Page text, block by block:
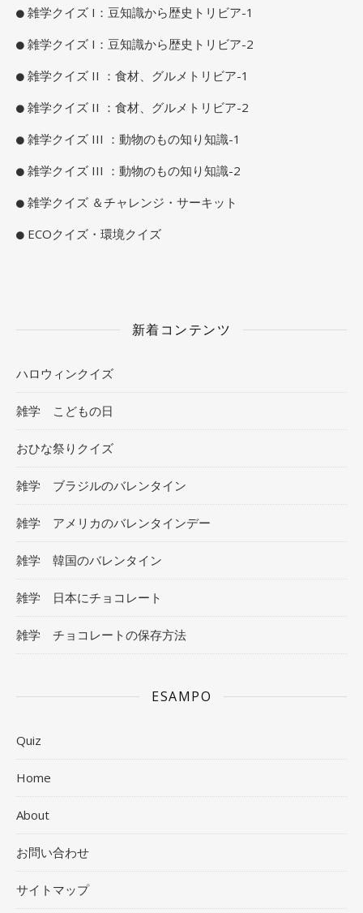
雑学クイズ I：豆知識から歴史トリビア-1
雑学クイズ I：豆知識から歴史トリビア-2
雑学クイズ II ：食材、グルメトリビア-1
雑学クイズ II ：食材、グルメトリビア-2
雑学クイズ III ：動物のもの知り知識-1
雑学クイズ III ：動物のもの知り知識-2
雑学クイズ ＆チャレンジ・サーキット
ECOクイズ・環境クイズ
新着コンテンツ
ハロウィンクイズ
雑学 こどもの日
おひな祭りクイズ
雑学 ブラジルのバレンタイン
雑学 アメリカのバレンタインデー
雑学 韓国のバレンタイン
雑学 日本にチョコレート
雑学 チョコレートの保存方法
ESAMPO
Quiz
Home
About
お問い合わせ
サイトマップ